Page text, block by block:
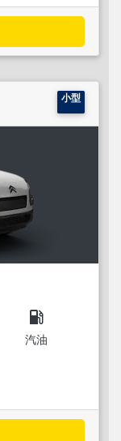
小型
local_gas_station
汽油